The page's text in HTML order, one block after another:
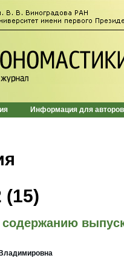
Информация для авторов
содержанию